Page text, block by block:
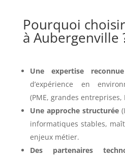
Pourquoi
à Aubergenville
Une expertise reconnue
d’expérience en
(PME, grandes entreprises,
Une approche structurée
informatiques stables,
enjeux métier.
Des partenaires